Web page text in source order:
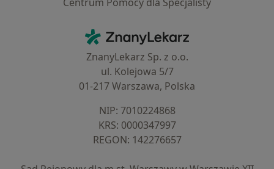
ZnanyLekarz - Strona główna
ZnanyLekarz Sp. z o.o.
ul. Kolejowa 5/7
01-217 Warszawa, Polska
NIP: ⁠7010224868
KRS: ⁠0000347997
REGON: ⁠142276657